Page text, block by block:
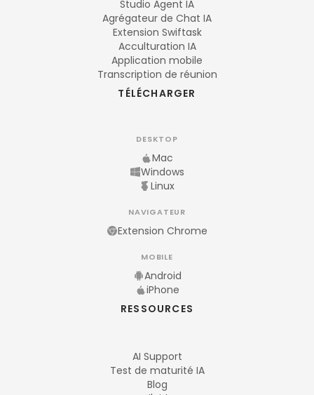
Studio Agent IA
Agrégateur de Chat IA
Extension Swiftask
Acculturation IA
Application mobile
Transcription de réunion
TÉLÉCHARGER
DESKTOP
Mac
Windows
Linux
NAVIGATEUR
Extension Chrome
MOBILE
Android
iPhone
RESSOURCES
AI Support
Test de maturité IA
Blog